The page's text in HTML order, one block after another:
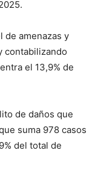
de amenazas y
contabilizando
el 13,9% de
de daños que
suma 978 casos
del total de